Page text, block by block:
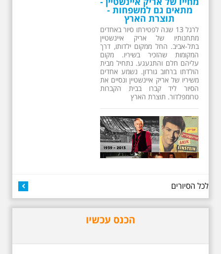
26.6.2026 - שישי בבוקר
ב 10:00 אריק איינשטיין
סיור מיוחד בעקבות חייו
ושיריו - עטור מצחך זהב
שחור תחנות תל אביביות
מחייו של אריק איינשטיין -
מתאים גם למשפחות -
תוצרת הארץ
13 שנים לפטירתו של זמר ענק. סיור
באחדים מתחנותיו של אריק איינשטיין
עליהם חלם והתגעגע. נתחיל מבית
טרומפלדור. תוצרת הארץ
לכל הסיורים
הכנס עכשיו